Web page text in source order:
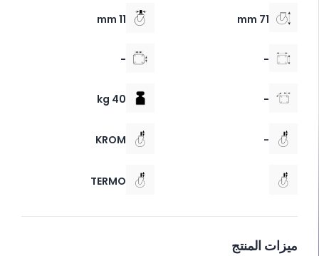
71 mm
11 mm
-
-
-
40 kg
-
KROM
TERMO
ميزات المنتج